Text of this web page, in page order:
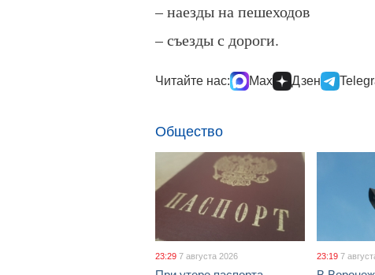
– наезды на пешеходов
– съезды с дороги.
Читайте нас: Max Дзен
Общество
23:29 7 августа 2026 23:19 7